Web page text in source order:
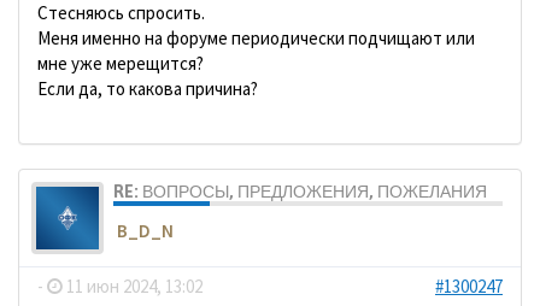
Стесняюсь спросить.
Меня именно на форуме периодически подчищают или
мне уже мерещится?
Если да, то какова причина?
RE: ВОПРОСЫ, ПРЕДЛОЖЕНИЯ, ПОЖЕЛАНИЯ
B_D_N
- 11 июн 2024, 13:02 #1300247